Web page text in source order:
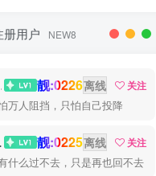
册用户 NEW8
靓:0226离线
关注
勿听 靓:0225离线
关注
不管你有多慢，都不要紧，只要你有决心，你最终都会到达想去的地方